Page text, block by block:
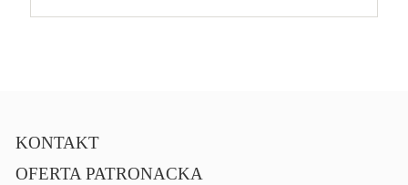
KONTAKT
OFERTA PATRONACKA